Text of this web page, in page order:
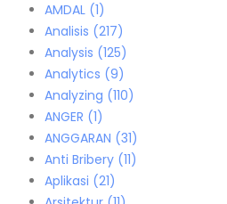
AMDAL (1)
Analisis (217)
Analysis (125)
Analytics (9)
Analyzing (110)
ANGER (1)
ANGGARAN (31)
Anti Bribery (11)
Aplikasi (21)